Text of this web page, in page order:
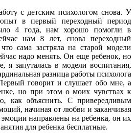
с детским психологом снова. У
в первый переходный период
4 года, нам хорошо помогли в
нам 8 лет, снова переходный
сама застряла на старой модели
надо менять. Он еще ребенок, но
я запуталась в модели воспитания,
разница работы психолога
говорит и слушает обо мне, а
но при этом о моих чувствах к
как объяснить. С привередливым
начиная от любви и заканчивая
направлены на ребенка, он их
для ребенка бесплатные.